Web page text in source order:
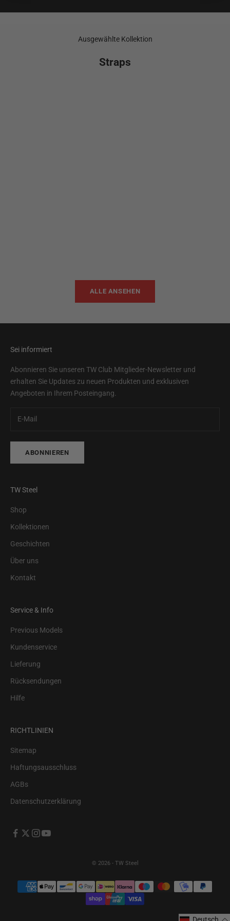
Ausgewählte Kollektion
Straps
ALLE ANSEHEN
Sei informiert
Abonnieren Sie unseren TW Club Mitglieder-Newsletter und
erhalten Sie Updates zu neuen Produkten und exklusiven
Angeboten in Ihrem Posteingang.
ABONNIEREN
TW Steel
Shop
Kollektionen
Geschichten
Über uns
Kontakt
Service & Info
Previous Models
Kundenservice
Lieferung
Rücksendungen
Hilfe
RICHTLINIEN
Sitemap
Haftungsausschluss
AGBs
Datenschutzerklärung
© 2026 - TW Steel